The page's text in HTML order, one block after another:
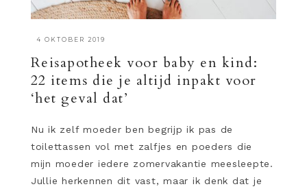
4 OKTOBER 2019
Reisapotheek voor baby en kind:
22 items die je altijd inpakt voor
‘het geval dat’
Nu ik zelf moeder ben begrijp ik pas de
toilettassen vol met zalfjes en poeders die
mijn moeder iedere zomervakantie meesleepte.
Jullie herkennen dit vast, maar ik denk dat je